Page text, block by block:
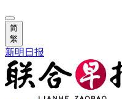
简
繁
新明日报